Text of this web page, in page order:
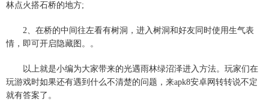
林点火搭石桥的地方;
2、在桥的中间往左看有树洞，进入树洞和好友同时使用生气表
情，即可开启隐藏图。。
以上就是小编为大家带来的光遇雨林绿沼泽进入方法。玩家们在
玩游戏时如果还有遇到什么不清楚的问题，来apk8安卓网转转说不定
就有答案了。